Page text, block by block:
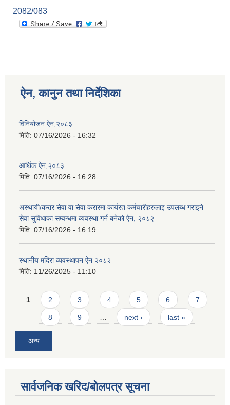
2082/083
ऐन, कानुन तथा निर्देशिका
विनियोजन ऐन,२०८३
मिति: 07/16/2026 - 16:32
आर्थिक ऐन,२०८३
मिति: 07/16/2026 - 16:28
अस्थायी/करार सेवा वा सेवा करारमा कार्यरत कर्मचारीहरुलाइ उपलब्ध गराइने
सेवा सुविधाका सम्वन्धमा व्यवस्था गर्न बनेको ऐन, २०८२
मिति: 07/16/2026 - 16:19
स्थानीय मदिरा व्यवस्थापन ऐन २०८२
मिति: 11/26/2025 - 11:10
Pages
1 2 3 4 5 6 7
8 9 next › last »
अन्य
सार्वजनिक खरिद/बोलपत्र सूचना